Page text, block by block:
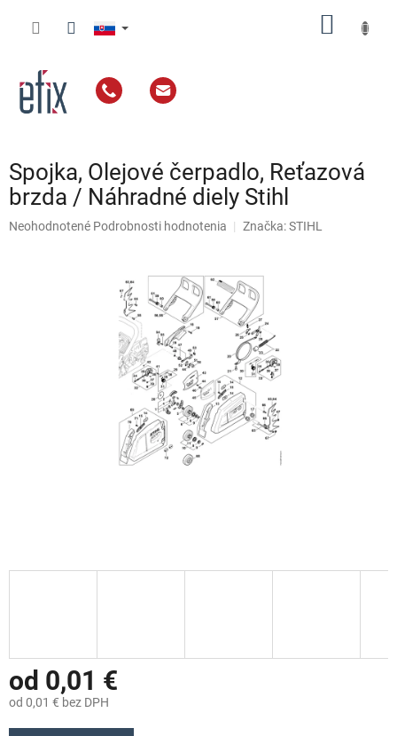
Spojka, Olejové čerpadlo, Reťazová
brzda / Náhradné diely Stihl
Priemerné
Neohodnotené Podrobnosti hodnotenia Značka:STIHL
od 0,01 €
od 0,01 € bez DPH
Jednotková